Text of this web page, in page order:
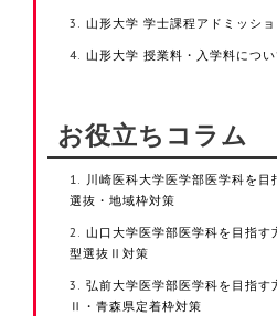
山形大学 学士課程アドミッシ
山形大学 授業料・入学料につい
お役立ちコラム
川崎医科大学医学部医学科を
選抜・地域枠対策
山口大学医学部医学科を目指
型選抜Ⅱ対策
弘前大学医学部医学科を目指
Ⅱ・青森県定着枠対策